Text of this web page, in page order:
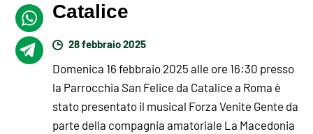
Catalice
28 febbraio 2025
Domenica 16 febbraio 2025 alle ore 16:30 presso
la Parrocchia San Felice da Catalice a Roma è
stato presentato il musical Forza Venite Gente da
parte della compagnia amatoriale La Macedonia